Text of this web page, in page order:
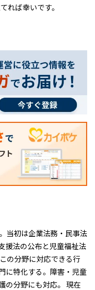
れば幸いです。
当初は企業法務・民事法
援法の公布と児童福祉法
の分野に対応できる行
に特化する。障害・児童
の分野にも対応。 現在